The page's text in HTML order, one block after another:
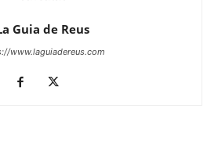
Guia de Reus
www.laguiadereus.com